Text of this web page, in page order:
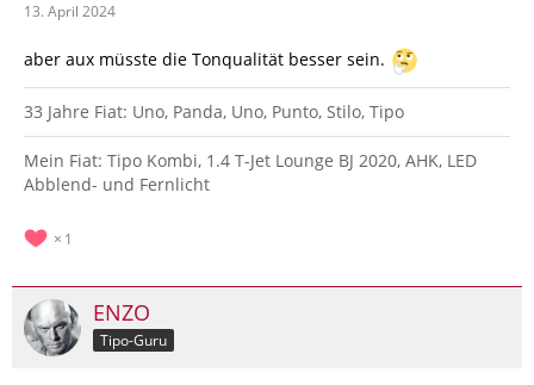
13. April 2024
aber aux müsste die Tonqualität besser sein.
33 Jahre Fiat: Uno, Panda, Uno, Punto, Stilo, Tipo
Mein Fiat: Tipo Kombi, 1.4 T-Jet Lounge BJ 2020, AHK, LED
Abblend- und Fernlicht
1
ENZO
Tipo-Guru